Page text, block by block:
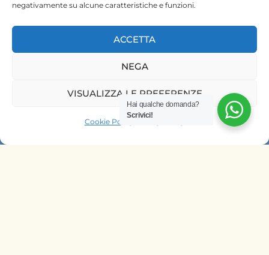
negativamente su alcune caratteristiche e funzioni.
ACCETTA
NEGA
VISUALIZZA LE PREFERENZE
Cookie Policy
SAFARI KENYA
SAFARI TANZANIA
Hai qualche domanda?
Scrivici!